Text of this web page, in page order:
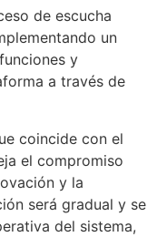
de escucha
un
y
a través de
coincide con el
el compromiso
y la
será gradual y se
del sistema,